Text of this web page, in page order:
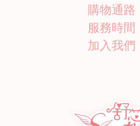
購物通路
服務時間
加入我們